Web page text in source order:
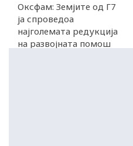
Оксфам: Земјите од Г7
ја спроведоа
најголемата редукција
на развојната помош